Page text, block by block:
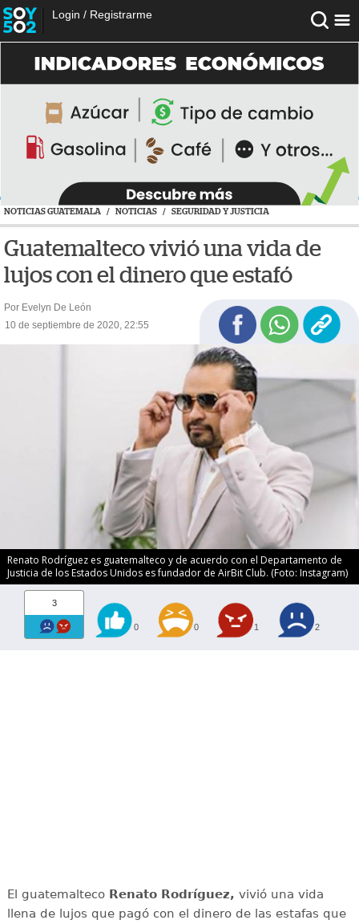
Login / Registrarme
NOTICIAS GUATEMALA / NOTICIAS / SEGURIDAD Y JUSTICIA
Guatemalteco vivió una vida de
lujos con el dinero que estafó
Por Evelyn De León
10 de septiembre de 2020, 22:55
Renato Rodríguez es guatemalteco y de acuerdo con el Departamento de
Justicia de los Estados Unidos es fundador de AirBit Club. (Foto: Instagram)
3
0 0 1 2
El guatemalteco Renato Rodríguez, vivió una vida
llena de lujos que pagó con el dinero de las estafas que